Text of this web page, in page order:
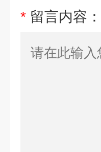
* 留言内容：